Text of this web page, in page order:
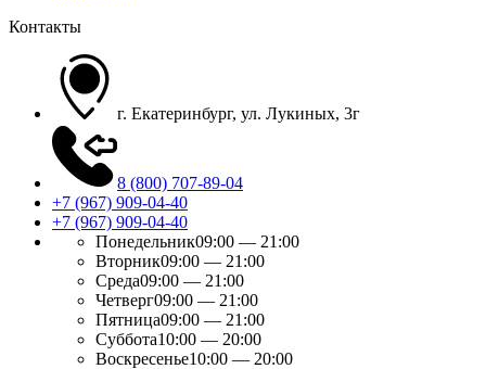
Контакты
г. Екатеринбург, ул. Лукиных, 3г
8 (800) 707-89-04
+7 (967) 909-04-40
+7 (967) 909-04-40
Понедельник09:00 — 21:00
Вторник09:00 — 21:00
Среда09:00 — 21:00
Четверг09:00 — 21:00
Пятница09:00 — 21:00
Суббота10:00 — 20:00
Воскресенье10:00 — 20:00